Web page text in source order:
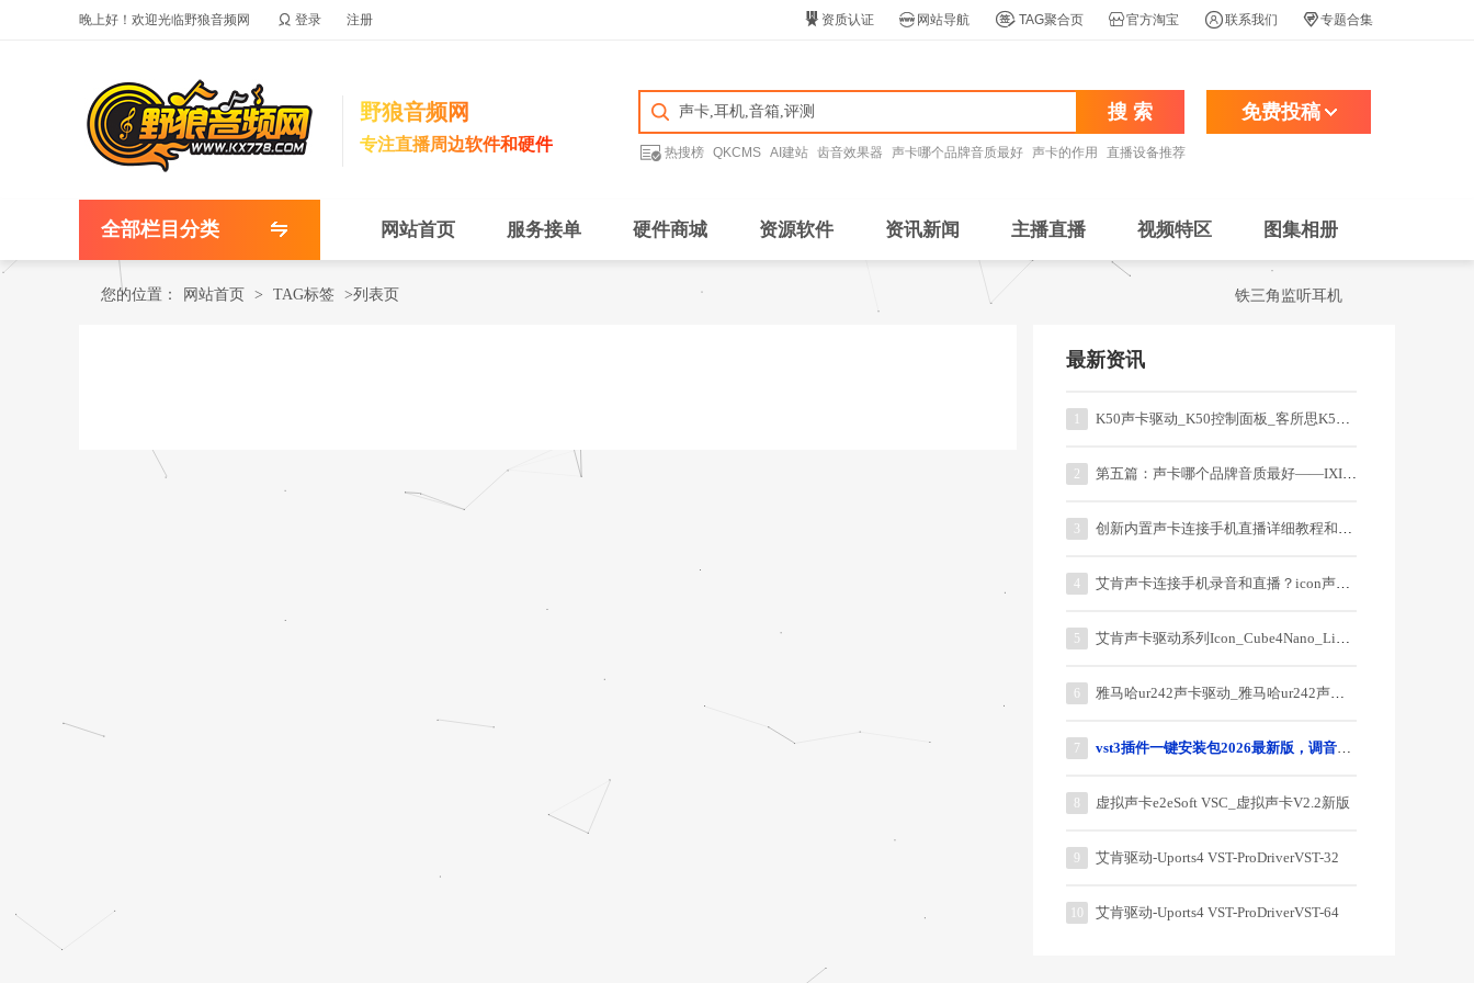
晚上好！欢迎光临野狼音频网  登录 注册  资质认证  网站导航  TAG聚合页 官方淘宝 联系我们 专题合集
野狼音频网
专注直播周边软件和硬件
搜 索 免费投稿
 热搜榜 QKCMS AI建站 齿音效果器 声卡哪个品牌音质最好 声卡的作用 直播设备推荐
全部栏目分类 网站首页 服务接单 硬件商城 资源软件 资讯新闻 主播直播 视频特区 图集相册
您的位置： 网站首页 > TAG标签 >列表页 铁三角监听耳机
最新资讯
K50声卡驱动_K50控制面板_客所思K50一键音效
2 第五篇：声卡哪个品牌音质最好——IXI系列的直播、录音声卡
3 创新内置声卡连接手机直播详细教程和说明
4 艾肯声卡连接手机录音和直播？icon声卡连接手机教程？
5 艾肯声卡驱动系列Icon_Cube4Nano_Live_3.0.0.5
6 雅马哈ur242声卡驱动_雅马哈ur242声卡驱动器
7 vst3插件一键安装包2026最新版，调音师御用64位插件
虚拟声卡e2eSoft VSC_虚拟声卡V2.2新版
9 艾肯驱动-Uports4 VST-ProDriverVST-32
艾肯驱动-Uports4 VST-ProDriverVST-64